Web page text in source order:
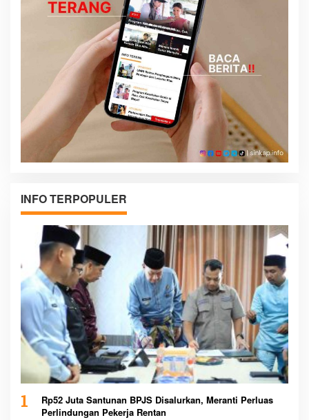
INFO TERPOPULER
1
Rp52 Juta Santunan BPJS Disalurkan, Meranti Perluas
Perlindungan Pekerja Rentan